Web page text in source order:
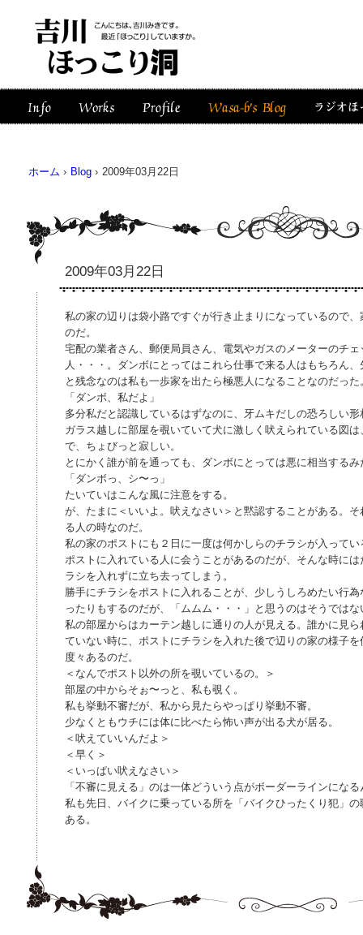
ホーム › Blog › 2009年03月22日
2009年03月22日
私の家の辺りは袋小路ですぐが行き止まりになっているので
のだ。
宅配の業者さん、郵便局員さん、電気やガスのメーターのチ
人・・・。ダンボにとってはこれら仕事で来る人はもちろん
と残念なのは私も一歩家を出たら極悪人になることなのだった
「ダンボ、私だよ」
多分私だと認識しているはずなのに、牙ムキだしの恐ろしい
ガラス越しに部屋を覗いていて犬に激しく吠えられている図
で、ちょびっと寂しい。
とにかく誰が前を通っても、ダンボにとっては悪に相当する
「ダンボっ、シ〜っ」
たいていはこんな風に注意をする。
が、たまに＜いいよ。吠えなさい＞と黙認することがある。
る人の時なのだ。
私の家のポストにも２日に一度は何かしらのチラシが入って
ポストに入れている人に会うことがあるのだが、そんな時に
ラシを入れずに立ち去ってしまう。
勝手にチラシをポストに入れることが、少しうしろめたい行
ったりもするのだが、「ムムム・・・」と思うのはそうでは
私の部屋からはカーテン越しに通りの人が見える。誰かに見
ていない時に、ポストにチラシを入れた後で辺りの家の様子
度々あるのだ。
＜なんでポスト以外の所を覗いているの。＞
部屋の中からそぉ〜っと、私も覗く。
私も挙動不審だが、私から見たらやっぱり挙動不審。
少なくともウチには体に比べたら怖い声が出る犬が居る。
＜吠えていいんだよ＞
＜早く＞
＜いっぱい吠えなさい＞
「不審に見える」のは一体どういう点がボーダーラインにな
私も先日、バイクに乗っている所を「バイクひったくり犯」
ある。